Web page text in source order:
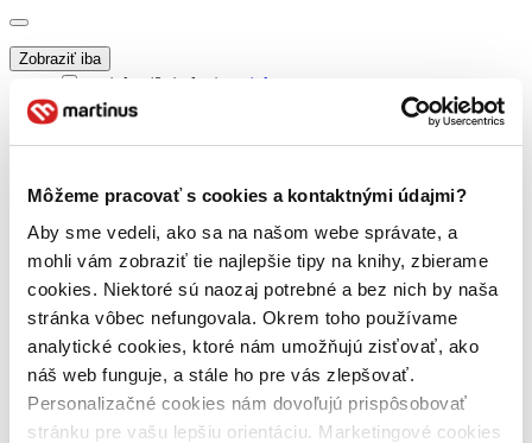
Môžeme pracovať s cookies a kontaktnými údajmi?
Aby sme vedeli, ako sa na našom webe správate, a
mohli vám zobraziť tie najlepšie tipy na knihy, zbierame
cookies. Niektoré sú naozaj potrebné a bez nich by naša
stránka vôbec nefungovala. Okrem toho používame
analytické cookies, ktoré nám umožňujú zisťovať, ako
náš web funguje, a stále ho pre vás zlepšovať.
Personalizačné cookies nám dovoľujú prispôsobovať
stránku pre vašu lepšiu orientáciu. Marketingové cookies
Zobraziť iba
novinky (0 titulov)
novinky
zľavnené tituly (0 titulov)
Dostupnosť
predpredaj (0 titulov)predpredaj
pripravujeme (0 titulov)
pripravujeme
dostupná (bez vypredaných) (0 titulov)
dostupná (bez
vypredaných)
Nové / čítané
nová (0 titulov) nová
čítaná (0 titulov)čítaná
čítaná - výborný stav (0 titulov)čítaná - výborný stav
čítaná - mierne opotrebovaná (0 titulov)čítaná - mierne
opotrebovaná